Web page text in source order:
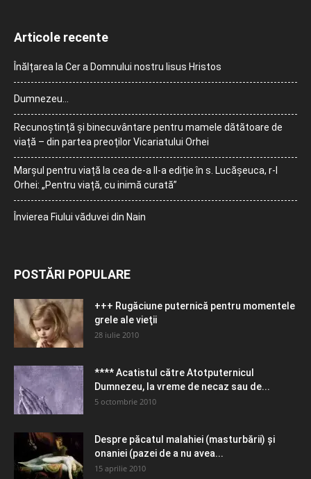
Articole recente
Înălțarea la Cer a Domnului nostru Iisus Hristos
Dumnezeu…
Recunoștință și binecuvântare pentru mamele dătătoare de
viață – din partea preoților Vicariatului Orhei
Marșul pentru viață la cea de-a II-a ediție în s. Lucășeuca, r-l
Orhei: „Pentru viață, cu inimă curată”
Învierea Fiului văduvei din Nain
POSTĂRI POPULARE
+++ Rugăciune puternică pentru momentele
grele ale vieţii
28 iulie 2010
**** Acatistul către Atotputernicul
Dumnezeu, la vreme de necaz sau de...
5 octombrie 2010
Despre păcatul malahiei (masturbării) şi
onaniei (pazei de a nu avea...
15 aprilie 2010